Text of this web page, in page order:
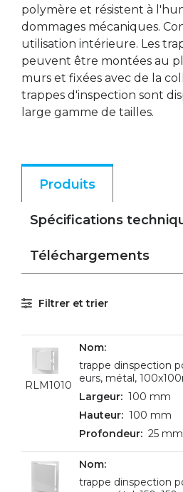
polymère et résistent à
dommages mécaniques.
utilisation intérieure. Les
peuvent être montées au
murs et fixées avec de la
trappes d'inspection sont
large gamme de tailles.
Produits
Spécifications
Téléchargements
Filtrer et trier
RLM1010
trappe dinspection
eurs, métal,
100 mm
100 mm
25 mm
trappe dinspection